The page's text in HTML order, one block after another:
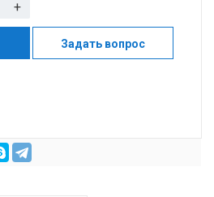
+
Задать вопрос